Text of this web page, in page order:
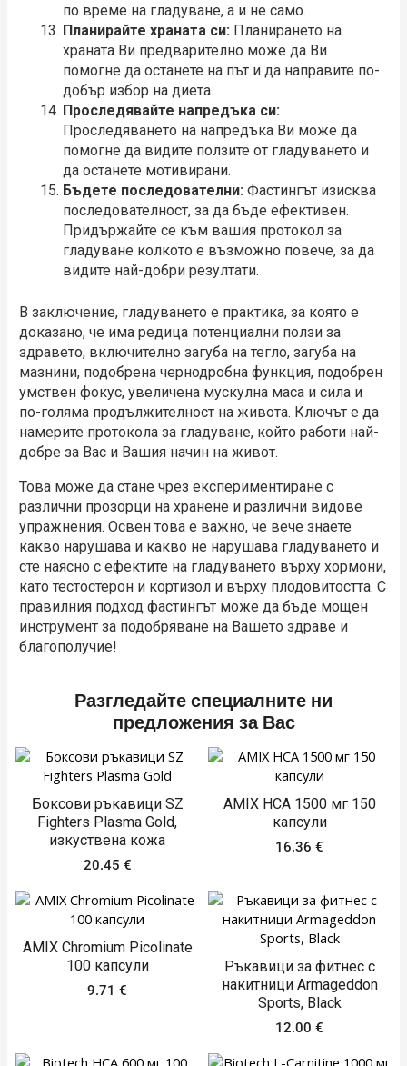
по време на гладуване, а и не само.
Планирайте храната си: Планирането на
храната Ви предварително може да Ви
помогне да останете на път и да направите по-
добър избор на диета.
Проследявайте напредъка си:
Проследяването на напредъка Ви може да
помогне да видите ползите от гладуването и
да останете мотивирани.
Бъдете последователни: Фастингът изисква
последователност, за да бъде ефективен.
Придържайте се към вашия протокол за
гладуване колкото е възможно повече, за да
видите най-добри резултати.
В заключение, гладуването е практика, за която е
доказано, че има редица потенциални ползи за
здравето, включително загуба на тегло, загуба на
мазнини, подобрена чернодробна функция, подобрен
умствен фокус, увеличена мускулна маса и сила и
по-голяма продължителност на живота. Ключът е да
намерите протокола за гладуване, който работи най-
добре за Вас и Вашия начин на живот.
Това може да стане чрез експериментиране с
различни прозорци на хранене и различни видове
упражнения. Освен това е важно, че вече знаете
какво нарушава и какво не нарушава гладуването и
сте наясно с ефектите на гладуването върху хормони,
като тестостерон и кортизол и върху плодовитостта. С
правилния подход фастингът може да бъде мощен
инструмент за подобряване на Вашето здраве и
благополучие!
Разгледайте специалните ни
предложения за Вас
Боксови ръкавици SZ
Fighters Plasma Gold,
изкуствена кожa
20.45 €
AMIX HCA 1500 мг 150
капсули
16.36€
AMIX Chromium Picolinate
100 капсули
9.71€
Ръкавици за фитнес с
накитници Armageddon
Sports, Black
12.00€